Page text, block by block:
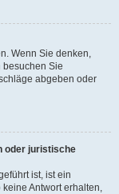
Wenn Sie denken,
besuchen Sie
abgeben oder
oder juristische
ist, ist ein
Antwort erhalten,